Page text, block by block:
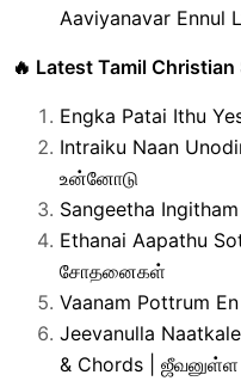
Aaviyanavar Ennul
🔥 Latest Tamil
Engka Patai Ithu
Intraiku Naan
உன்னோடு
Sangeetha
Ethanai Aapathu
சோதனைகள்
Vaanam Pottrum
Jeevanulla
& Chords |